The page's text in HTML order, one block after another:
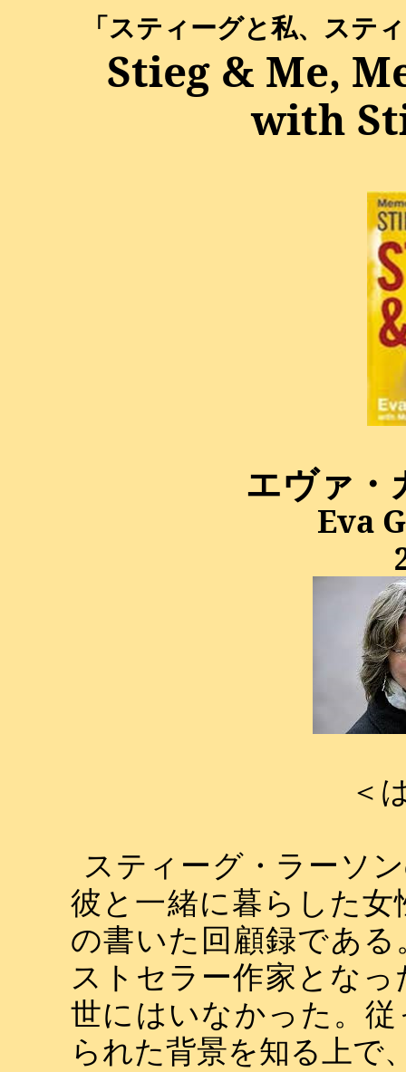
「スティーグと私、ステ
Stieg& Me,
with
エヴァ・
Eva
＜
スティーグ・ラーソ
彼と一緒に暮らした
の書いた回顧録であ
ストセラー作家とな
世にはいなかった。
られた背景を知る上で